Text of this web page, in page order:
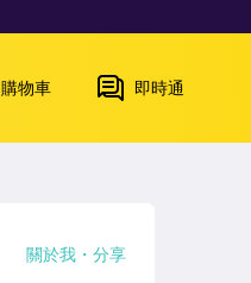
購物車 即時通
關於我 分享